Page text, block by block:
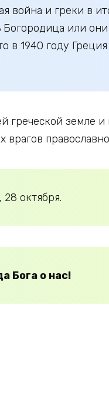
война и греки в
Богородица или
в 1940 году
греческой земле и
октября.
Бога о нас!